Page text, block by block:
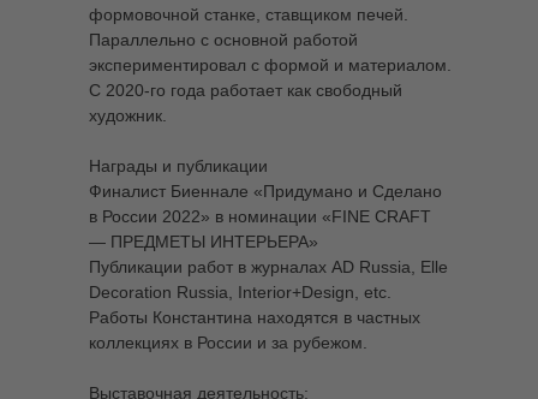
формовочной станке, ставщиком печей.
Параллельно с основной работой
экспериментировал с формой и материалом.
С 2020-го года работает как свободный
художник.
Награды и публикации
Финалист Биеннале «Придумано и Сделано
в России 2022» в номинации «FINE CRAFT
— ПРЕДМЕТЫ ИНТЕРЬЕРА»
Публикации работ в журналах AD Russia, Elle
Decoration Russia, Interior+Design, etc.
Работы Константина находятся в частных
коллекциях в России и за рубежом.
Выставочная деятельность: